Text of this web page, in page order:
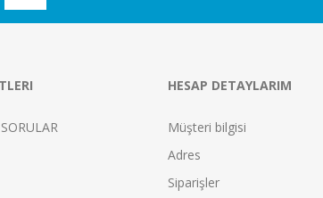
HESAP DETAYLARIM
Müşteri bilgisi
Adres
Siparişler